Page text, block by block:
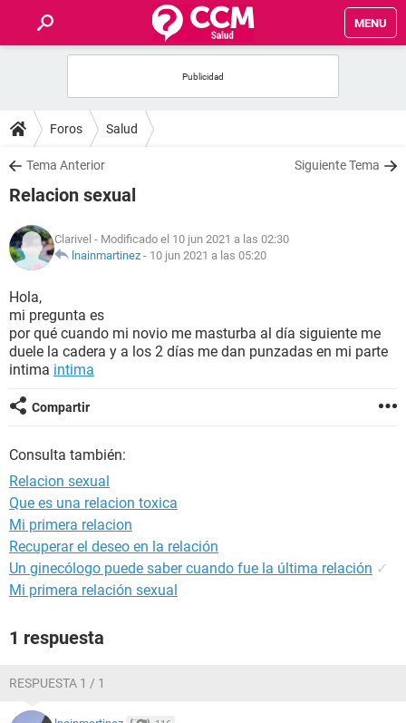
MENU
FOROS
SALUD
NUTRICIÓN
BIENESTAR
SEXUALIDAD
GLOSARIO
Foros Salud
Tema Anterior Siguiente Tema
Relacion sexual
Clarivel - Modificado el 10 jun 2021 a las 02:30
lnainmartinez - 10 jun 2021 a las 05:20
Hola,
mi pregunta es
por qué cuando mi novio me masturba al día siguiente me
duele la cadera y a los 2 días me dan punzadas en mi parte
intima intima
Compartir
Consulta también:
Relacion sexual
Que es una relacion toxica
Mi primera relacion
Recuperar el deseo en la relación
Un ginecólogo puede saber cuando fue la última relación ✓
Mi primera relación sexual
1 respuesta
RESPUESTA 1 / 1